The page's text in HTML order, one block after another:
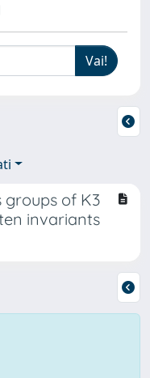
groups of K3
invariants